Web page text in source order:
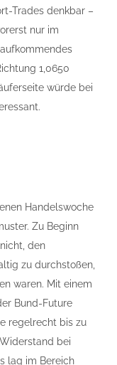
Trades denkbar –
nur im
1,0650
würde bei
Handelswoche
Zu Beginn
den
zu durchstoßen,
waren. Mit einem
Bund-Future
regelrecht bis zu
bei
lag im Bereich